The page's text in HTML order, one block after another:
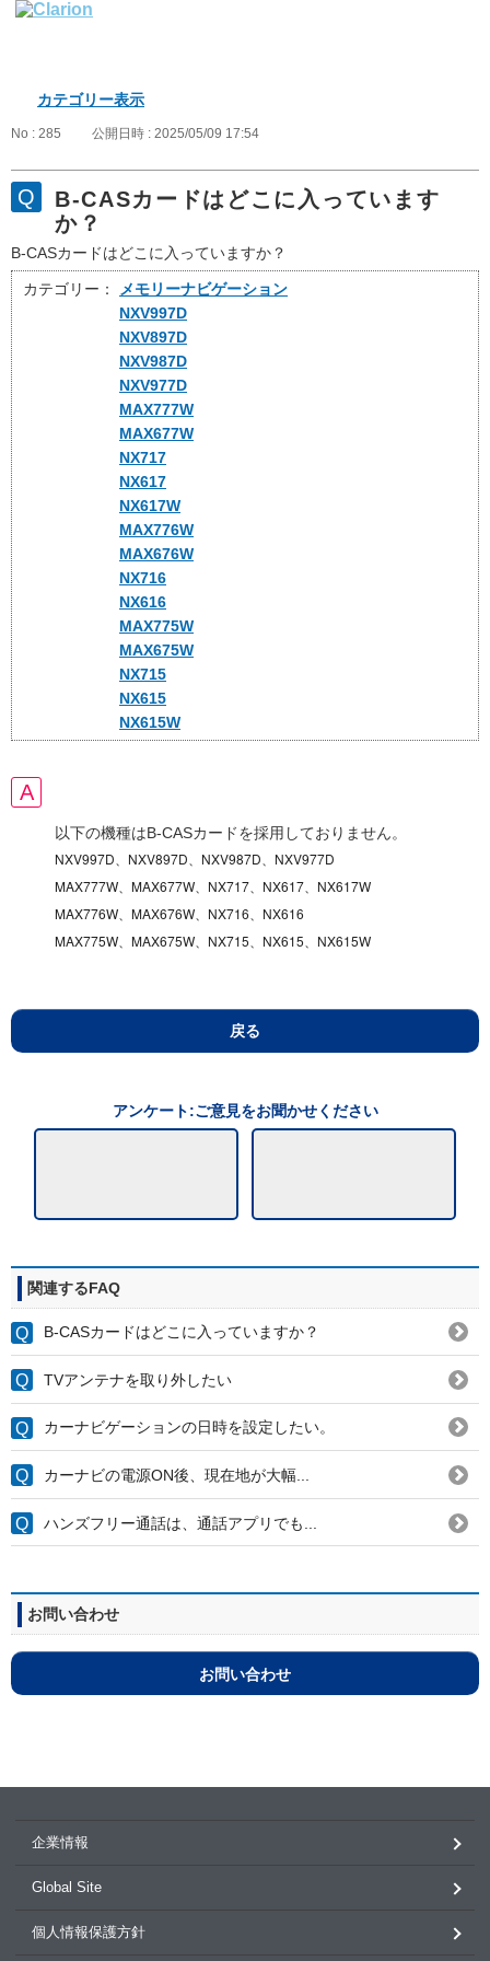
カテゴリー表示
No : 285 公開日時 : 2025/05/09 17:54
B-CASカードはどこに入っています
か？
B-CASカードはどこに入っていますか？
カテゴリー：
メモリーナビゲーション
NXV997D
NXV897D
NXV987D
NXV977D
MAX777W
MAX677W
NX717
NX617
NX617W
MAX776W
MAX676W
NX716
NX616
MAX775W
MAX675W
NX715
NX615
NX615W
以下の機種はB-CASカードを採用しておりません。
NXV997D、NXV897D、NXV987D、NXV977D
MAX777W、MAX677W、NX717、NX617、NX617W
MAX776W、MAX676W、NX716、NX616
MAX775W、MAX675W、NX715、NX615、NX615W
戻る
アンケート:ご意見をお聞かせください
関連するFAQ
B-CASカードはどこに入っていますか？
TVアンテナを取り外したい
カーナビゲーションの日時を設定したい。
カーナビの電源ON後、現在地が大幅...
ハンズフリー通話は、通話アプリでも...
お問い合わせ
お問い合わせ
企業情報
Global Site
個人情報保護方針